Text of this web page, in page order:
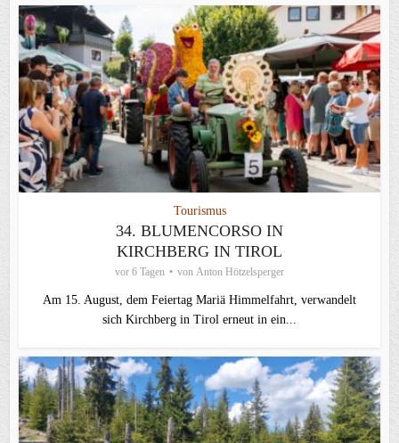
Tourismus
34. BLUMENCORSO IN
KIRCHBERG IN TIROL
vor 6 Tagen von Anton Hötzelsperger
Am 15. August, dem Feiertag Mariä Himmelfahrt, verwandelt
sich Kirchberg in Tirol erneut in ein...